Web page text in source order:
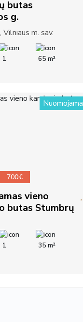
butas
g.
m. sav.
1 65 m²
Nuomojama
700€
vieno
butas Stumbrų
1 35 m²